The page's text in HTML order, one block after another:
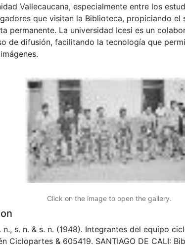
Vallecaucana, especialmente entre los
que visitan la Biblioteca, propiciando el
permanente. La universidad Icesi es un
de difusión, facilitando la tecnología que
Click on the image to open the gallery.
n., s. n. & s. n. (1948). Integrantes del equipo
Ciclopartes & 605419. SANTIAGO DE CALI: